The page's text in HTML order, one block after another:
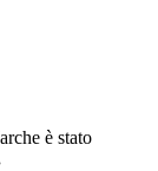
è stato